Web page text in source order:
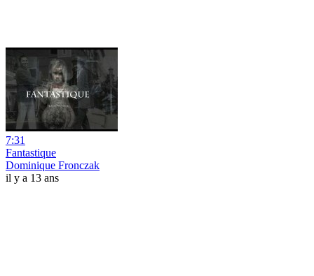
7:31
Fantastique
Dominique Fronczak
il y a 13 ans